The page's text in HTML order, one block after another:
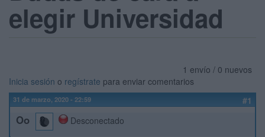
elegir Universidad
1 envío / 0 nuevos
Inicia sesión o regístrate para enviar comentarios
31 de marzo, 2020 - 22:59 #1
Oo
Desconectado